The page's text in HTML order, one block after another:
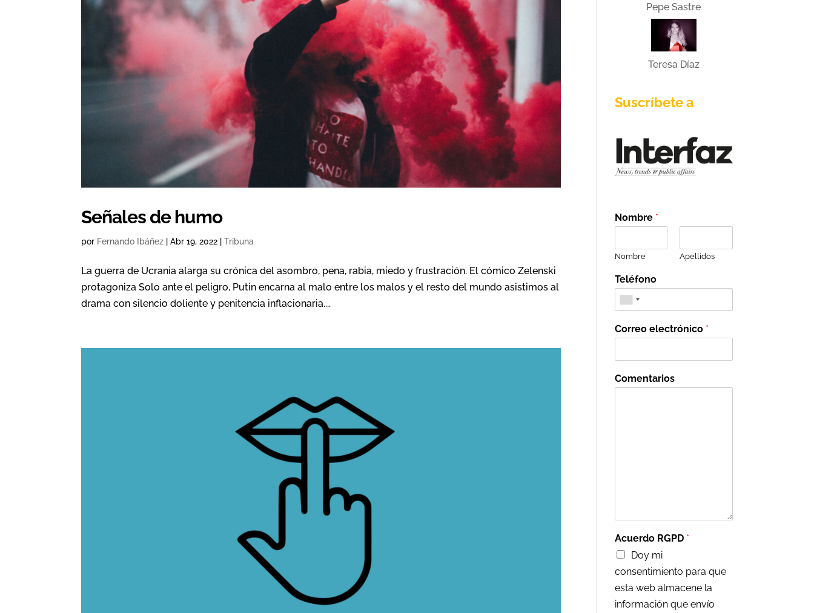
Señales de humo
por Fernando Ibáñez |Abr 19, 2022 |Tribuna
La guerra de Ucrania alarga su crónica del asombro, pena, rabia, miedo y frustración. El cómico Zelenski
protagoniza Solo ante el peligro, Putin encarna al malo entre los malos y el resto del mundo asistimos al
drama con silencio doliente y penitencia inflacionaria....
Pepe Sastre
Teresa Díaz
Suscríbete a
Nombre *
Nombre Apellidos
Teléfono
Correo electrónico *
Comentarios
Acuerdo RGPD *
Doy mi
consentimiento para que
esta web almacene la
información que envío